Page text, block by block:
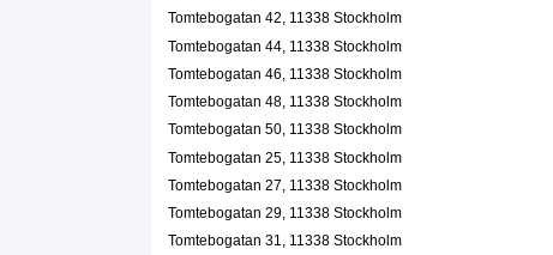
Göran Gunnhagen
08-307644
DIGGAK HB
Karin Maria Elisabeth Berg
Tomtebogatan 11, 11339 Stockholm
Lundin Butler Service KB
08-6150285
Tomtebogatan 11, 11339 Stockholm
Tomtebogatan 42, 11338 Stockholm
Tomtebogatan 44, 11338 Stockholm
Tomtebogatan 46, 11338 Stockholm
Tomtebogatan 48, 11338 Stockholm
Tomtebogatan 50, 11338 Stockholm
Tomtebogatan 25, 11338 Stockholm
Tomtebogatan 27, 11338 Stockholm
Tomtebogatan 29, 11338 Stockholm
Tomtebogatan 31, 11338 Stockholm